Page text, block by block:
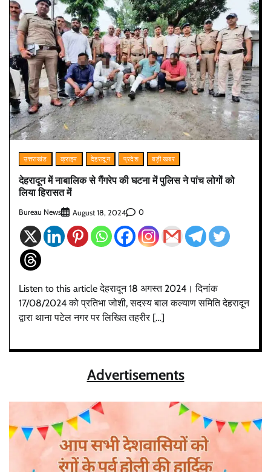
उत्तराखंड क्राइम देहरादून प्रदेश बड़ी खबर
देहरादून में नाबालिक से गैंगरेप‌ की घटना में पुलिस ने पांच लोगों को
लिया हिरासत में
Bureau News August 18, 2024 0
Listen to this article देहरादून 18 अगस्त 2024। दिनांक
17/08/2024 को प्रतिभा जोशी, सदस्य बाल कल्याण समिति देहरादून
द्वारा थाना पटेल नगर पर लिखित तहरीर […]
Advertisements